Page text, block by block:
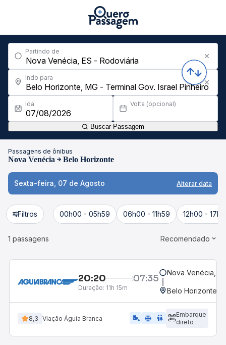
Partindo de
Indo para
Ida Volta (opcional)
Buscar Passagem
Passagens de ônibus
Nova Venécia Belo Horizonte
Sexta-feira, 07 de Agosto Alterar data
Filtros 00h00 - 05h59 06h00 - 11h59 12h00 -
1 passagens Recomendado
20:20 07:35
Duração: 11h 15m
Nova Venécia,
Belo Horizonte,
8,3 Viação Águia Branca airline_seat_legroom_extra ac_unit WC
Embarque
direto